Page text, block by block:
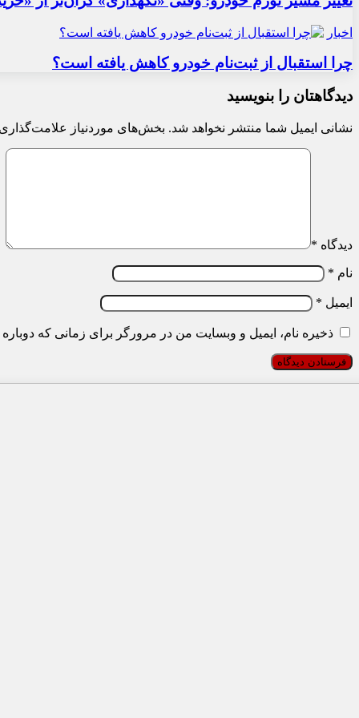
اخبار
چرا استقبال از ثبت‌نام خودرو کاهش یافته است؟
دیدگاهتان را بنویسید
نشانی ایمیل شما منتشر نخواهد شد. بخش‌های موردنیاز
دیدگاه *
نام *
ایمیل *
ذخیره نام، ایمیل و وبسایت من در مرورگر برای زمانی که